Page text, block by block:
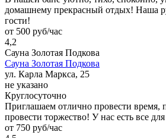
домашнему прекрасный отдых! Наша
гости!
от 500 руб/час
4,2
Сауна Золотая Подкова
Сауна Золотая Подкова
ул. Карла Маркса, 25
не указано
Круглосуточно
Приглашаем отлично провести время,
провести торжество! У нас есть все
от 750 руб/час